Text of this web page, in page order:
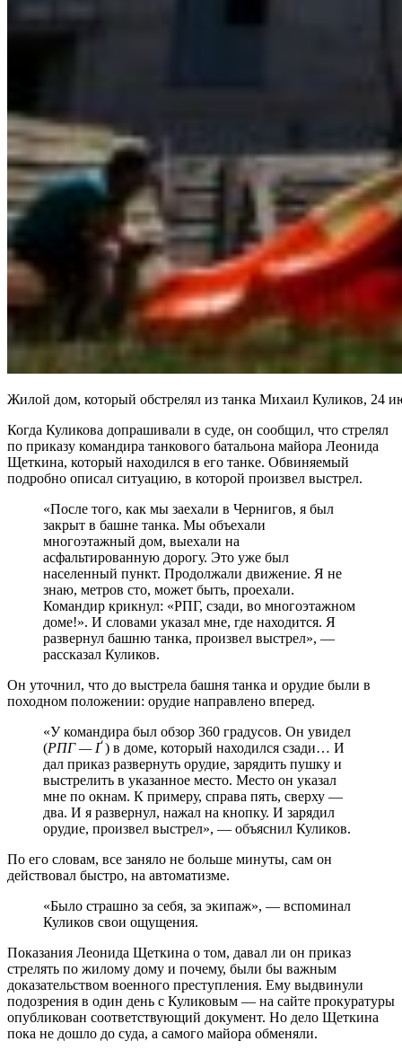
Жилой дом, который обстрелял из танка Михаил Куликов, 24
Когда Куликова допрашивали в суде, он сообщил, что стрелял
по приказу командира танкового батальона майора Леонида
Щеткина, который находился в его танке. Обвиняемый
подробно описал ситуацию, в которой произвел выстрел.
«После того, как мы заехали в Чернигов, я был
закрыт в башне танка. Мы объехали
многоэтажный дом, выехали на
асфальтированную дорогу. Это уже был
населенный пункт. Продолжали движение. Я не
знаю, метров сто, может быть, проехали.
Командир крикнул: «РПГ, сзади, во многоэтажном
доме!». И словами указал мне, где находится. Я
развернул башню танка, произвел выстрел», —
рассказал Куликов.
Он уточнил, что до выстрела башня танка и орудие были в
походном положении: орудие направлено вперед.
«У командира был обзор 360 градусов. Он увидел
(РПГ — Ґ) в доме, который находился сзади… И
дал приказ развернуть орудие, зарядить пушку и
выстрелить в указанное место. Место он указал
мне по окнам. К примеру, справа пять, сверху —
два. И я развернул, нажал на кнопку. И зарядил
орудие, произвел выстрел», — объяснил Куликов.
По его словам, все заняло не больше минуты, сам он
действовал быстро, на автоматизме.
«Было страшно за себя, за экипаж», — вспоминал
Куликов свои ощущения.
Показания Леонида Щеткина о том, давал ли он приказ
стрелять по жилому дому и почему, были бы важным
доказательством военного преступления. Ему выдвинули
подозрения в один день с Куликовым — на сайте прокуратуры
опубликован соответствующий документ. Но дело Щеткина
пока не дошло до суда, а самого майора обменяли.